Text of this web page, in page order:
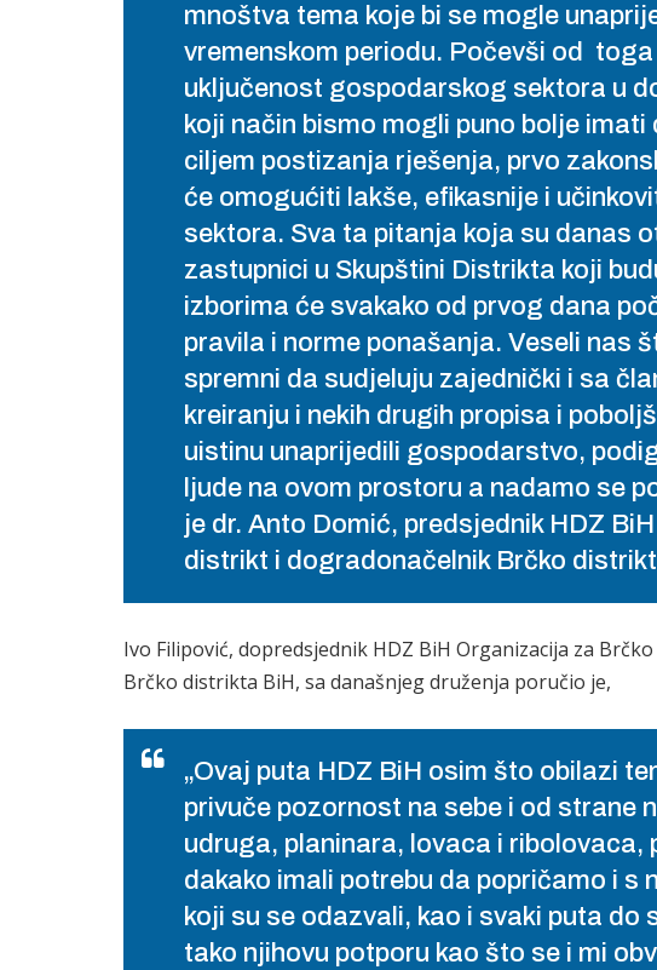
mnoštva tema koje bi se mogle
vremenskom periodu. Počevši od
uključenost gospodarskog sektora u
koji način bismo mogli puno bolje
ciljem postizanja rješenja, prvo
će omogućiti lakše, efikasnije i
sektora. Sva ta pitanja koja su danas
zastupnici u Skupštini Distrikta koji
izborima će svakako od prvog dana
pravila i norme ponašanja. Veseli nas
spremni da sudjeluju zajednički i sa
kreiranju i nekih drugih propisa i
uistinu unaprijedili gospodarstvo,
ljude na ovom prostoru a nadamo se
je dr. Anto Domić, predsjednik HDZ
distrikt i dogradonačelnik Brčko
Ivo Filipović, dopredsjednik HDZ BiH Organizacija za
Brčko distrikta BiH, sa današnjeg druženja poručio je,
„Ovaj puta HDZ BiH osim što obilazi
privuče pozornost na sebe i od strane
udruga, planinara, lovaca i ribolovaca,
dakako imali potrebu da popričamo i s
koji su se odazvali, kao i svaki puta
tako njihovu potporu kao što se i mi